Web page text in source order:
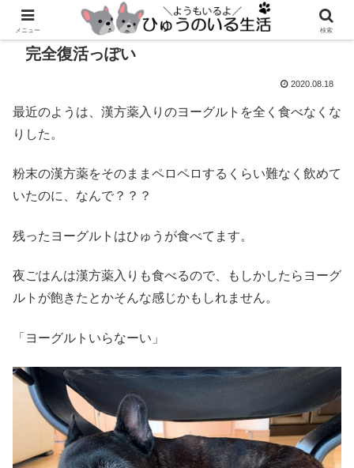
完全復活っぽい
2020.08.18
最近のようは、漢方薬入りのヨーグルトを全く食べなくな
りした。
粉末の漢方薬をそのままペロペロするくらい難なく飲めて
いたのに、なんで？？？
残ったヨーグルトはひゅうが食べてます。
夜ごはんは漢方薬入りも食べるので、もしかしたらヨーグ
ルトが飽きたとかそんな感じかもしれません。
「ヨーグルトいらなーい」
メニュー 検索